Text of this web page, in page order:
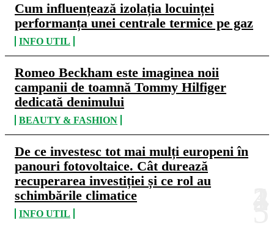
Cum influențează izolația locuinței
performanța unei centrale termice pe gaz
INFO UTIL
Romeo Beckham este imaginea noii
campanii de toamnă Tommy Hilfiger
dedicată denimului
BEAUTY & FASHION
De ce investesc tot mai mulți europeni în
panouri fotovoltaice. Cât durează
recuperarea investiției și ce rol au
schimbările climatice
INFO UTIL